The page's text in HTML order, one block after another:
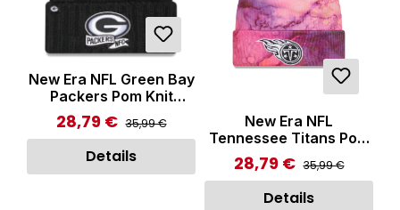
New Era NFL Green Bay
Packers Pom Knit
Beanie Black kein
Verkaufspreis:
28,79 € Regulärer Preis:
35,99 €
Details
New Era NFL
Tennessee Titans Pom
Knit Beanie Multicolor
Verkaufspreis:
28,79 € Regulärer Preis:
35,99 €
Details